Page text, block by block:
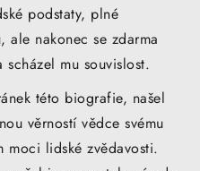
podstaty, plné
ale nakonec se zdarma
scházel mu souvislost.
této biografie, našel
věrností vědce svému
moci lidské zvědavosti.